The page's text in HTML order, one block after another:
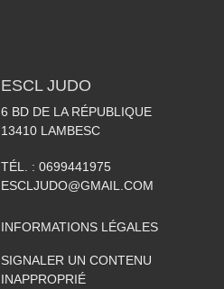
ESCL JUDO
6 BD DE LA RÉPUBLIQUE
13410 LAMBESC
TÉL. : 0699441975
ESCLJUDO@GMAIL.COM
INFORMATIONS LÉGALES
SIGNALER UN CONTENU
INAPPROPRIÉ